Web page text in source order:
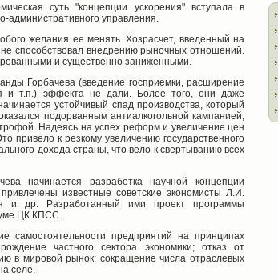
суть "концепции ускорения" вступала в
административного управления.
желания ее менять. Хозрасчет, введенный на
способствовал внедрению рыночных отношений.
и существенно заниженными.
Горбачева (введение госприемки, расширение
и т.п.) эффекта не дали. Более того, они даже
устойчивый спад производства, который
подорванным антиалкогольной кампанией,
Надеясь на успех реформ и увеличение цен
привело к резкому увеличению государственного
дохода страны, что вело к свертыванию всех
начинается разработка научной концепции
известные советские экономисты Л.И.
и др. Разработанный ими проект программы
ЦК КПСС.
самостоятельности предприятий на принципах
частного сектора экономики; отказ от
в мировой рынок; сокращение числа отраслевых
селе.